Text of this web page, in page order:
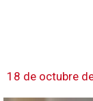
18 de octubre